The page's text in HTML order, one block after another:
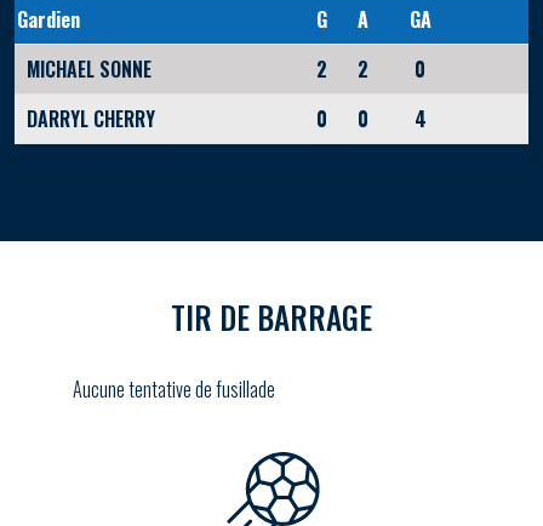
Gardien
G A
GA
MICHAEL SONNE
2 2
0
DARRYL CHERRY
0 0 4
TIR DE BARRAGE
Aucune tentative de fusillade